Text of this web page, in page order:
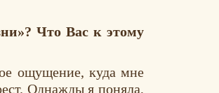
Что Вас к этому
ощущение, куда мне
Однажды я поняла,